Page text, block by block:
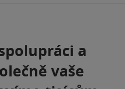
a
vaše